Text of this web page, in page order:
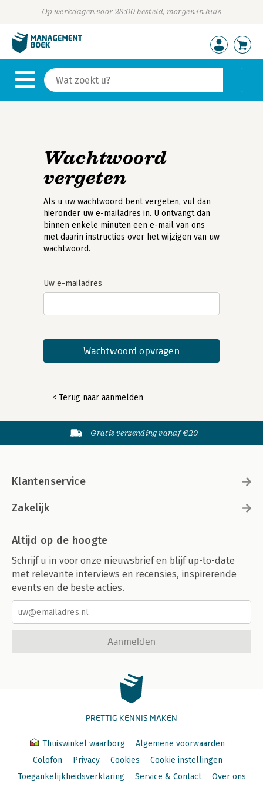
Op werkdagen voor 23:00 besteld, morgen in huis
Wachtwoord
vergeten
Als u uw wachtwoord bent vergeten, vul dan
hieronder uw e-mailadres in. U ontvangt dan
binnen enkele minuten een e-mail van ons
met daarin instructies over het wijzigen van uw
wachtwoord.
Uw e-mailadres
< Terug naar aanmelden
Gratis verzending vanaf €20
Klantenservice
Zakelijk
Altijd op de hoogte
Schrijf u in voor onze nieuwsbrief en blijf up-to-date
met relevante interviews en recensies, inspirerende
events en de beste acties.
Aanmelden
PRETTIG KENNIS MAKEN
Thuiswinkel waarborg
Algemene voorwaarden
Colofon
Privacy Cookies
Cookie instellingen
Toegankelijkheidsverklaring
Service & Contact Over ons